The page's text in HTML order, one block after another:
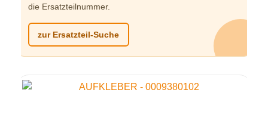
die Ersatzteilnummer.
zur Ersatzteil-Suche